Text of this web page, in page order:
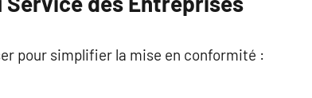
pour simplifier la mise en conformité :